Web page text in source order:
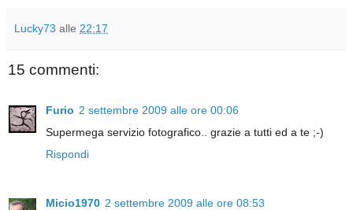
Lucky73 alle 22:17
15 commenti:
Furio 2 settembre 2009 alle ore 00:06
Supermega servizio fotografico.. grazie a tutti ed a te ;-)
Rispondi
Micio1970 2 settembre 2009 alle ore 08:53